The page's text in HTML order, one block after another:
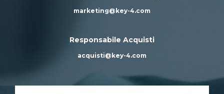
marketing@key-4.com
Responsabile Acquisti
acquisti@key-4.com